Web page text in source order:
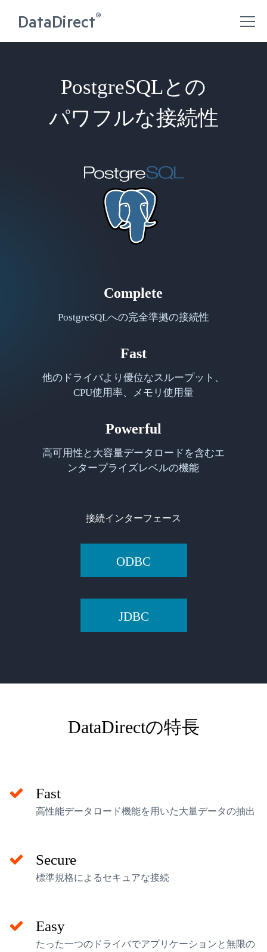
DataDirect®
PostgreSQLとの
パワフルな接続性
Complete
PostgreSQLへの完全準拠の接続性
Fast
他のドライバより優位なスループット、
CPU使用率、メモリ使用量
Powerful
高可用性と大容量データロードを含むエ
ンタープライズレベルの機能
接続インターフェース
ODBC
JDBC
DataDirectの特長
Fast
高性能データロード機能を用いた大量データの抽出
Secure
標準規格によるセキュアな接続
Easy
たった一つのドライバでアプリケーションと無限の